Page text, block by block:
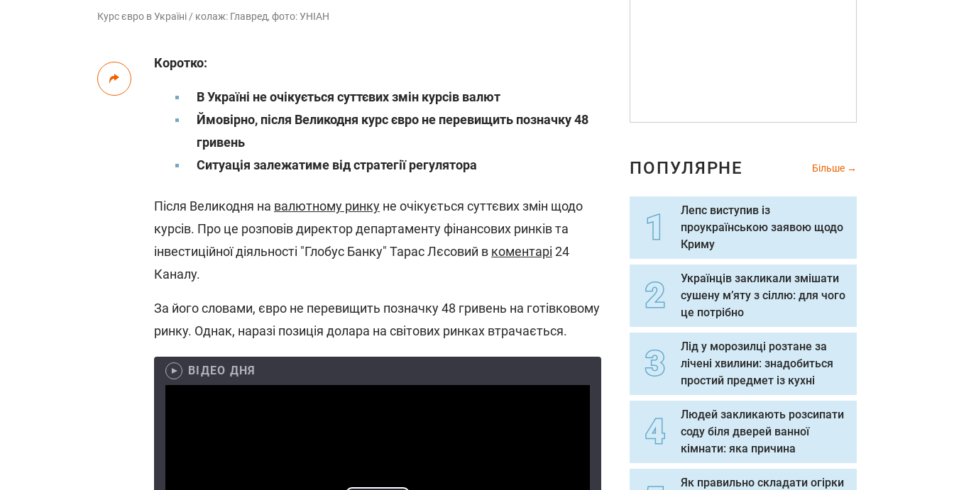
Курс євро в Україні / колаж: Главред, фото: УНІАН
Коротко:
В Україні не очікується суттєвих змін курсів валют
Ймовірно, після Великодня курс євро не перевищить позначку 48
гривень
Ситуація залежатиме від стратегії регулятора
Після Великодня на валютному ринку не очікується суттєвих змін щодо
курсів. Про це розповів директор департаменту фінансових ринків та
інвестиційної діяльності "Глобус Банку" Тарас Лєсовий в коментарі 24
Каналу.
За його словами, євро не перевищить позначку 48 гривень на готівковому
ринку. Однак, наразі позиція долара на світових ринках втрачається.
ВІДЕО ДНЯ
ПОПУЛЯРНЕ Більше
Лепс виступив із
проукраїнською заявою щодо
Криму
Українців закликали змішати
сушену м’яту з сіллю: для чого
це потрібно
Лід у морозилці розтане за
лічені хвилини: знадобиться
простий предмет із кухні
Людей закликають розсипати
соду біля дверей ванної
кімнати: яка причина
Як правильно складати огірки